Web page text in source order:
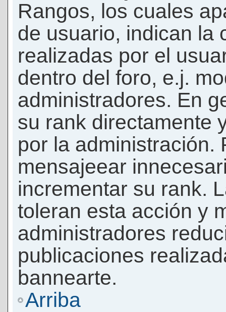
Rangos, los cuales
de usuario, indican la
realizadas por el
dentro del foro, e.j.
administradores. En
su rank directamente
por la administración.
mensajeear
incrementar su rank.
toleran esta acción y
administradores
publicaciones
bannearte.
Arriba